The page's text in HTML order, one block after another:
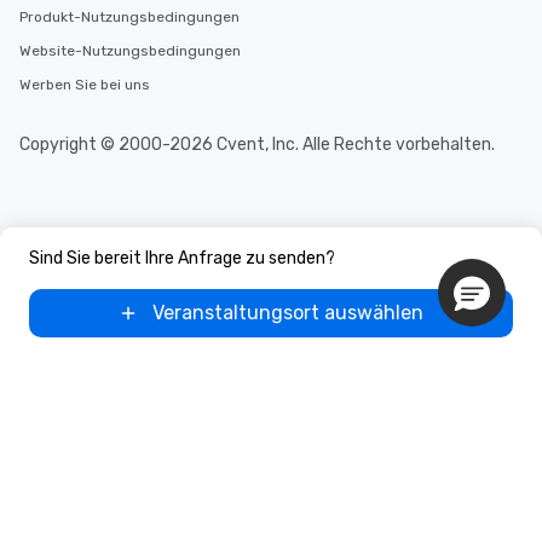
Sind Sie bereit Ihre Anfrage zu senden?
Veranstaltungsort auswählen
Produkt-Nutzungsbedingungen
Website-Nutzungsbedingungen
Werben Sie bei uns
Copyright © 2000-2026 Cvent, Inc. Alle Rechte vorbehalten.